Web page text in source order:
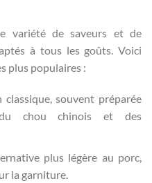
variété de saveurs et de
à tous les goûts. Voici
plus populaires :
souvent préparée
chou chinois et des
plus légère au porc,
la garniture.